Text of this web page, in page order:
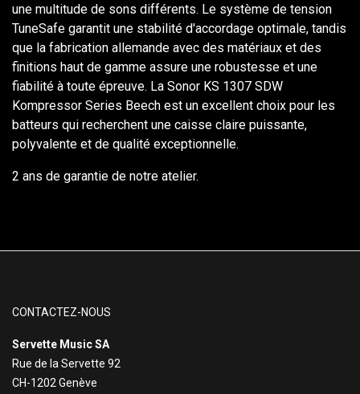
une multitude de sons différents. Le système de tension
TuneSafe garantit une stabilité d'accordage optimale, tandis
que la fabrication allemande avec des matériaux et des
finitions haut de gamme assure une robustesse et une
fiabilité à toute épreuve. La Sonor KS 1307 SDW
Kompressor Series Beech est un excellent choix pour les
batteurs qui recherchent une caisse claire puissante,
polyvalente et de qualité exceptionnelle.
2 ans de garantie de notre atelier.
CONTACTEZ-NOUS
Servette Music SA
Rue de la Servette 92
CH-1202 Genève